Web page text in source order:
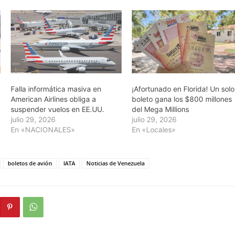
Falla informática masiva en
American Airlines obliga a
suspender vuelos en EE.UU.
julio 29, 2026
En «NACIONALES»
¡Afortunado en Florida! Un solo
boleto gana los $800 millones
del Mega Millions
julio 29, 2026
En «Locales»
boletos de avión IATA Noticias de Venezuela